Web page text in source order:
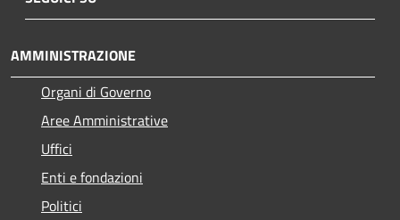
AMMINISTRAZIONE
Organi di Governo
Aree Amministrative
Uffici
Enti e fondazioni
Politici